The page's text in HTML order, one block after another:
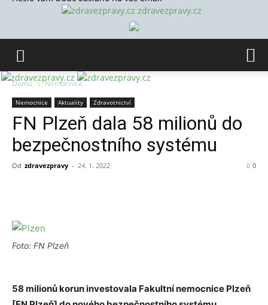
zdravezpravy.cz
Domů Nemocnice
Nemocnice Aktuality Zdravotnictví
FN Plzeň dala 58 milionů do
bezpečnostního systému
Od zdravezpravy - 24. 1. 2022 0
Foto: FN Plzeň
58 milionů korun investovala Fakultní nemocnice Plzeň